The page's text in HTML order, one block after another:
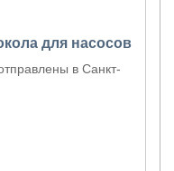
для насосов
в Санкт-